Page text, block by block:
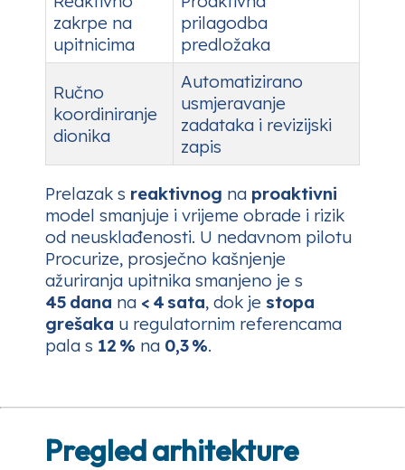
zakrpe na
upitnicima
prilagodba
predložaka
Ručno
koordiniranje
dionika
Automatizirano
usmjeravanje
zadataka i revizijski
zapis
Prelazak s reaktivnog na proaktivni
model smanjuje i vrijeme obrade i rizik
od neusklađenosti. U nedavnom pilotu
Procurize, prosječno kašnjenje
ažuriranja upitnika smanjeno je s
45 dana na < 4 sata, dok je stopa
grešaka u regulatornim referencama
pala s 12 % na 0,3 %.
Pregled arhitekture